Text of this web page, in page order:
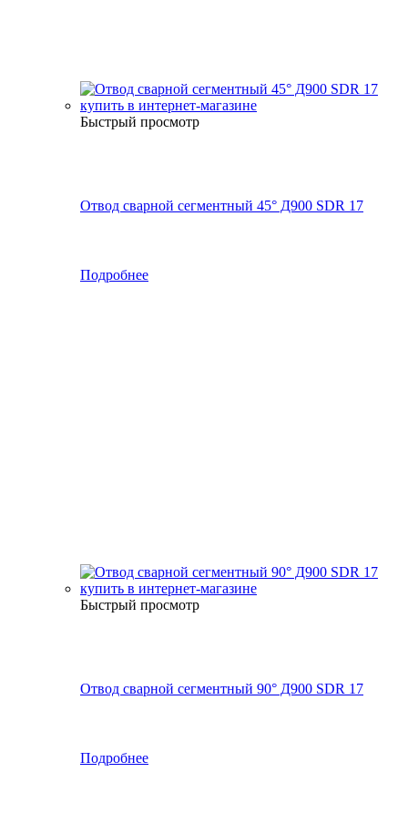
Быстрый просмотр
Отвод сварной сегментный 45° Д900 SDR 17
Подробнее
Быстрый просмотр
Отвод сварной сегментный 90° Д900 SDR 17
Подробнее